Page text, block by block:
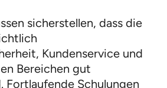
sicherstellen, dass die
Kundenservice und
Bereichen gut
Fortlaufende Schulungen